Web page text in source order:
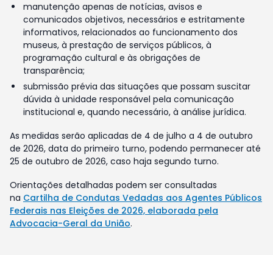
manutenção apenas de notícias, avisos e
comunicados objetivos, necessários e estritamente
informativos, relacionados ao funcionamento dos
museus, à prestação de serviços públicos, à
programação cultural e às obrigações de
transparência;
submissão prévia das situações que possam suscitar
dúvida à unidade responsável pela comunicação
institucional e, quando necessário, à análise jurídica.
As medidas serão aplicadas de 4 de julho a 4 de outubro
de 2026, data do primeiro turno, podendo permanecer até
25 de outubro de 2026, caso haja segundo turno.
Orientações detalhadas podem ser consultadas
na Cartilha de Condutas Vedadas aos Agentes Públicos
Federais nas Eleições de 2026, elaborada pela
Advocacia-Geral da União.